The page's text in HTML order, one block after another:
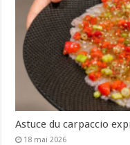
Astuce du carpaccio
18 mai 2026